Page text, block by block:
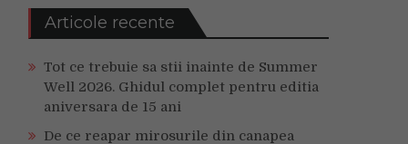
Articole recente
Tot ce trebuie sa stii inainte de Summer
Well 2026. Ghidul complet pentru editia
aniversara de 15 ani
De ce reapar mirosurile din canapea